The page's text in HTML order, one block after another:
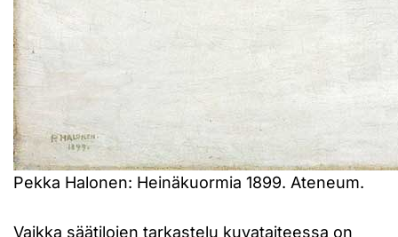
Pekka Halonen: Heinäkuormia 1899. Ateneum.
Vaikka säätilojen tarkastelu kuvataiteessa on